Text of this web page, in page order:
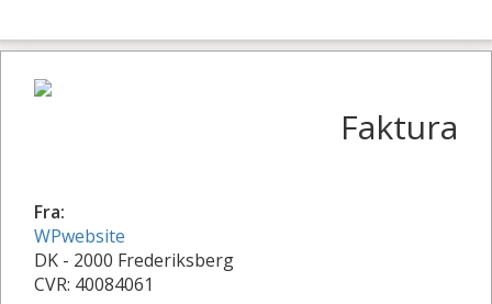
Faktura
Fra:
WPwebsite
DK - 2000 Frederiksberg
CVR: 40084061